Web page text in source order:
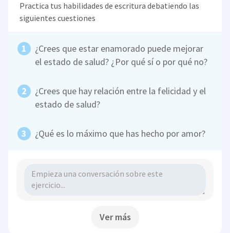
Practica tus habilidades de escritura debatiendo las
siguientes cuestiones
¿Crees que estar enamorado puede mejorar
el estado de salud? ¿Por qué sí o por qué no?
¿Crees que hay relación entre la felicidad y el
estado de salud?
¿Qué es lo máximo que has hecho por amor?
Ver más